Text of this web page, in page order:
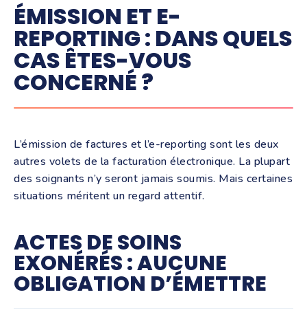
ÉMISSION ET E-
REPORTING : DANS QUELS
CAS ÊTES-VOUS
CONCERNÉ ?
L’émission de factures et l’e-reporting sont les deux
autres volets de la facturation électronique. La plupart
des soignants n’y seront jamais soumis. Mais certaines
situations méritent un regard attentif.
ACTES DE SOINS
EXONÉRÉS : AUCUNE
OBLIGATION D’ÉMETTRE